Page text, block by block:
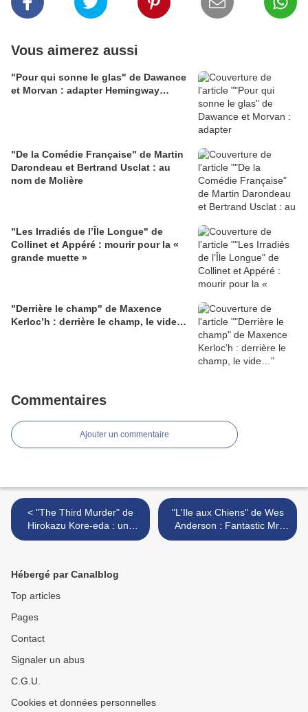
Vous aimerez aussi
"Pour qui sonne le glas" de Dawance
et Morvan : adapter Hemingway…
"De la Comédie Française" de Martin
Darondeau et Bertrand Usclat : au
nom de Molière
"Les Irradiés de l’Île Longue" de
Collinet et Appéré : mourir pour la «
grande muette »
"Derrière le champ" de Maxence
Kerloc’h : derrière le champ, le vide…
Commentaires
Ajouter un commentaire
< "The Third Murder" de
Hirokazu Kore-eda : une
coquille vide trop remplie...
"L'Ile aux Chiens" de Wes
Anderson : Fantastic Mr.
Dog >
Hébergé par Canalblog
Top articles
Pages
Contact
Signaler un abus
C.G.U.
Cookies et données personnelles